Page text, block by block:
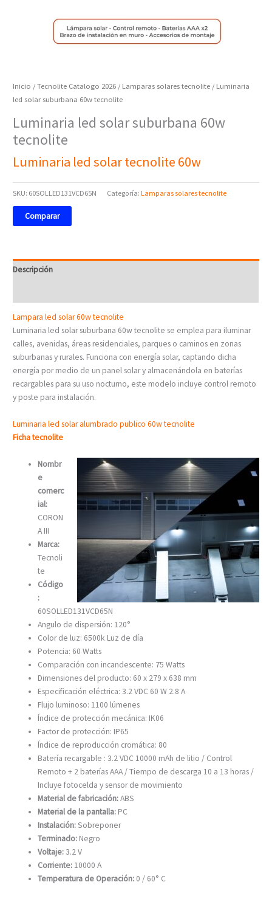
Inicio /Tecnolite Catalogo 2026 / Lamparas solares tecnolite / Luminaria
led solar suburbana 60w tecnolite
Luminaria led solar suburbana 60w
tecnolite
Luminaria led solar tecnolite 60w
SKU: 60SOLLED131VCD65N Categoría:Lamparas solares tecnolite
Comparar
Descripción
Lampara led solar 60w tecnolite
Luminaria led solar suburbana 60w tecnolite se emplea para iluminar
calles, avenidas, áreas residenciales, parques o caminos en zonas
suburbanas y rurales. Funciona con energía solar, captando dicha
energía por medio de un panel solar y almacenándola en baterías
recargables para su uso nocturno, este modelo incluye control remoto
y poste para instalación.
Luminaria led solar alumbrado publico 60w tecnolite
Ficha tecnolite
Nombr
e
comerc
ial:
CORON
A III
Marca:
Tecnoli
te
Código
:
60SOLLED131VCD65N
Angulo de dispersión: 120°
Color de luz: 6500k Luz de día
Potencia: 60 Watts
Comparación con incandescente: 75 Watts
Dimensiones del producto: 60 x 279 x 638 mm
Especificación eléctrica: 3.2 VDC 60 W 2.8 A
Flujo luminoso: 1100 lúmenes
Índice de protección mecánica: IK06
Factor de protección: IP65
Índice de reproducción cromática: 80
Batería recargable : 3.2 VDC 10000 mAh de litio / Control
Remoto + 2 baterías AAA / Tiempo de descarga 10 a 13 horas /
Incluye fotocelda y sensor de movimiento
Material de fabricación:ABS
Material de la pantalla: PC
Instalación:Sobreponer
Terminado: Negro
Voltaje:3.2 V
Corriente: 10000 A
Temperatura de Operación: 0 / 60° C